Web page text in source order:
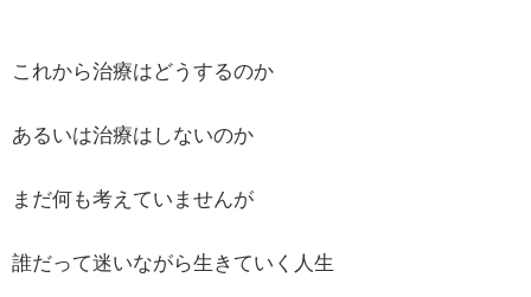
これから治療はどうするのか
あるいは治療はしないのか
まだ何も考えていませんが
誰だって迷いながら生きていく人生